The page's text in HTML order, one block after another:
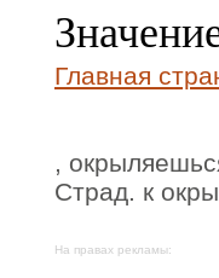
Главная
,
Страд. к
На правах рекламы: